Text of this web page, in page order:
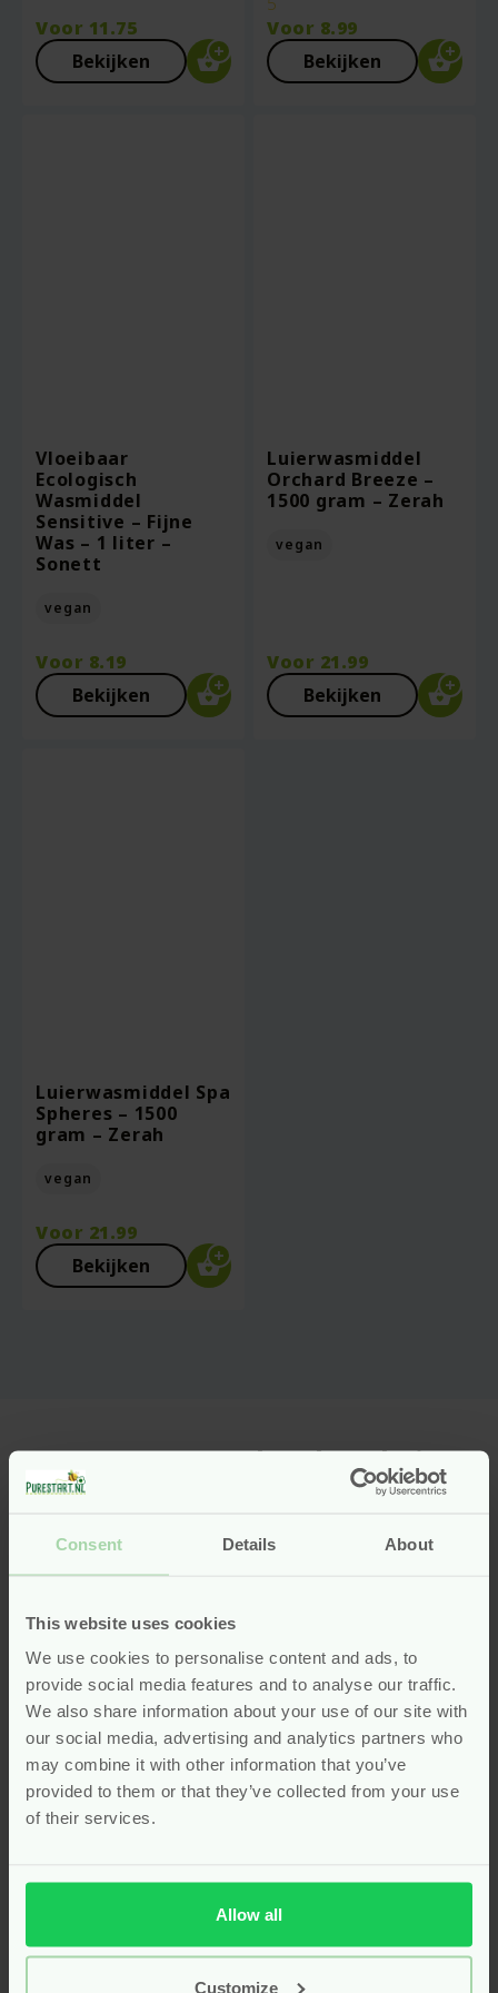
Consent Details About
This website uses cookies
We use cookies to personalise content and ads, to
provide social media features and to analyse our traffic.
We also share information about your use of our site with
our social media, advertising and analytics partners who
may combine it with other information that you’ve
provided to them or that they’ve collected from your use
of their services.
Allow all
Customize
Voor 11.75
Bekijken
Voor 8.99
Bekijken
Vloeibaar
Ecologisch
Wasmiddel
Sensitive – Fijne
Was – 1 liter –
Sonett
vegan
Voor 8.19
Bekijken
Luierwasmiddel
Orchard Breeze –
1500 gram – Zerah
vegan
Voor 21.99
Bekijken
Luierwasmiddel Spa
Spheres – 1500
gram – Zerah
vegan
Voor 21.99
Bekijken
Sonett Waspoeder: krachtig
en huidvriendelijk
Een ecologisch wasmiddel moet niet alleen schoon
wassen, maar ook schoon zijn voor het milieu. Het
zijn. Dit waspoeder is ideaal voor witte en lichte
gekleurde was. Het bevat geen enzymen of optische
witmakers, wat het bijzonder zacht maakt voor de
huid. Sonett gebruikt alleen biologisch afbreekbare
ingrediënten die veilig zijn voor het water en het
ecosysteem. De kartonnen verpakking is recyclebaar
en minimalistisch vormgegeven. Sonett is een pionier
in ecologische schoonmaakmiddelen en biedt met dit
vind je waspoeder dat werkt zonder belasting – voor
kleding die fris ruikt en een wereld die ademt. Zo
wordt jouw wasroutine een dagelijks moment van